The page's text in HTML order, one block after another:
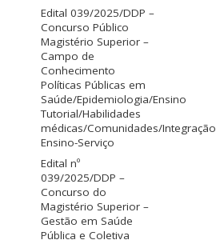
Edital 039/2025/DDP –
Concurso Público
Magistério Superior –
Campo de
Conhecimento
Políticas Públicas em
Saúde/Epidemiologia/Ensino
Tutorial/Habilidades
médicas/Comunidades/Integração
Ensino-Serviço
Edital nº
039/2025/DDP –
Concurso do
Magistério Superior –
Gestão em Saúde
Pública e Coletiva